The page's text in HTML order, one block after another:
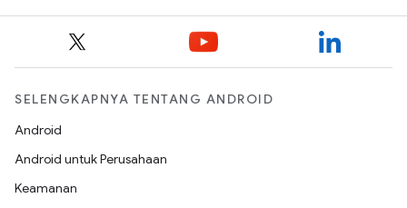
SELENGKAPNYA TENTANG ANDROID
Android
Android untuk Perusahaan
Keamanan